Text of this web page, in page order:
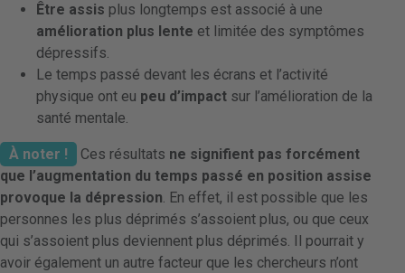
Être assis plus longtemps est associé à une
amélioration plus lente et limitée des symptômes
dépressifs.
Le temps passé devant les écrans et l’activité
physique ont eu peu d’impact sur l’amélioration de la
santé mentale.
À noter ! Ces résultats ne signifient pas forcément
que l’augmentation du temps passé en position assise
provoque la dépression. En effet, il est possible que les
personnes les plus déprimés s’assoient plus, ou que ceux
qui s’assoient plus deviennent plus déprimés. Il pourrait y
avoir également un autre facteur que les chercheurs n’ont